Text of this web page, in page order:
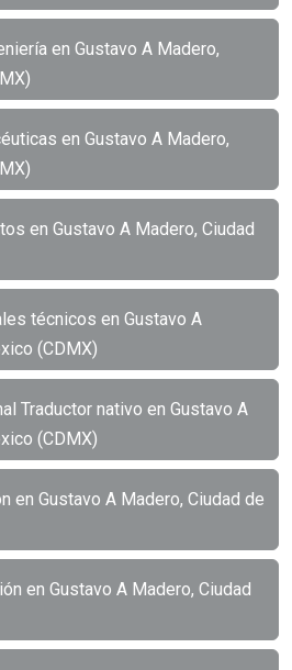
en Gustavo A Madero,
en Gustavo A Madero,
en Gustavo A Madero, Ciudad
técnicos en Gustavo A
(CDMX)
Traductor nativo en Gustavo A
(CDMX)
en Gustavo A Madero, Ciudad de
en Gustavo A Madero, Ciudad